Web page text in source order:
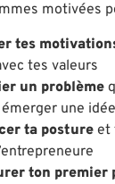
motivées
tes
tes valeurs
un problème
une
ta posture et
ton premier